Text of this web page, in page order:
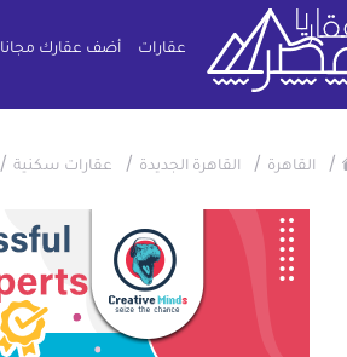
عقارات أضف عقارك مجانا
/ القاهرة / القاهرة الجديدة / عقارات سكنية /